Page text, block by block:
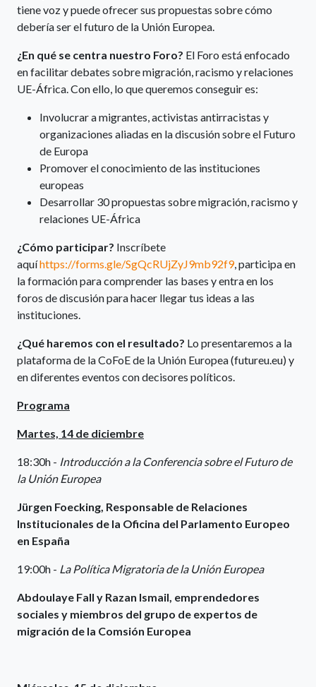
tiene voz y puede ofrecer sus propuestas sobre cómo
debería ser el futuro de la Unión Europea.
¿En qué se centra nuestro Foro? El Foro está enfocado
en facilitar debates sobre migración, racismo y relaciones
UE-África. Con ello, lo que queremos conseguir es:
Involucrar a migrantes, activistas antirracistas y
organizaciones aliadas en la discusión sobre el Futuro
de Europa
Promover el conocimiento de las instituciones
europeas
Desarrollar 30 propuestas sobre migración, racismo y
relaciones UE-África
¿Cómo participar? Inscríbete
aquíhttps://forms.gle/SgQcRUjZyJ9mb92f9, participa en
la formación para comprender las bases y entra en los
foros de discusión para hacer llegar tus ideas a las
instituciones.
¿Qué haremos con el resultado? Lo presentaremos a la
plataforma de la CoFoE de la Unión Europea (futureu.eu) y
en diferentes eventos con decisores políticos.
Programa
Martes, 14 de diciembre
18:30h - Introducción a la Conferencia sobre el Futuro de
la Unión Europea
Jürgen Foecking, Responsable de Relaciones
Institucionales de la Oficina del Parlamento Europeo
en España
19:00h - La Política Migratoria de la Unión Europea
Abdoulaye Fall y Razan Ismail, emprendedores
sociales y miembros del grupo de expertos de
migración de la Comsión Europea